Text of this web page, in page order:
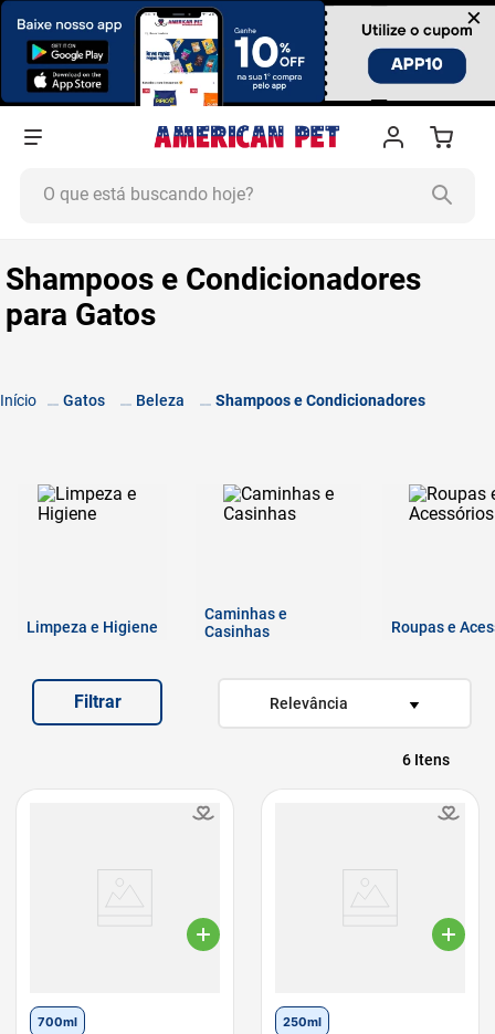
×
Shampoos e Condicionadores
para Gatos
Gatos Beleza Shampoos e Condicionadores
Limpeza e Higiene
Caminhas e
Casinhas
Roupas e
Relevância
Filtrar
6
700ml 250ml
1 º
ração cachorro
4º
areia
7º
quatree
10º